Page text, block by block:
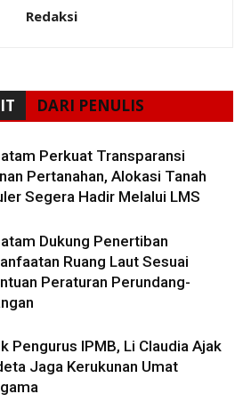
Redaksi
DARI PENULIS
Perkuat Transparansi
Pertanahan, Alokasi Tanah
Segera Hadir Melalui LMS
Dukung Penertiban
Ruang Laut Sesuai
Peraturan Perundang-
Pengurus IPMB, Li Claudia Ajak
Jaga Kerukunan Umat